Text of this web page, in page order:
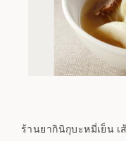
ร้านยากินิกุบะหมี่เย็น